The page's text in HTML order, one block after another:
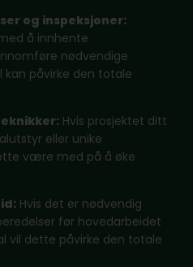
og inspeksjoner:
å innhente
nødvendige
kan påvirke den totale
Hvis prosjektet ditt
eller unike
være med på å øke
Hvis det er nødvendig
før hovedarbeidet
vil dette påvirke den totale